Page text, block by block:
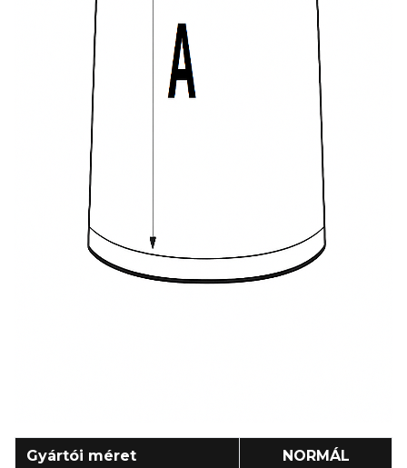
Gyártói méret NORMÁL